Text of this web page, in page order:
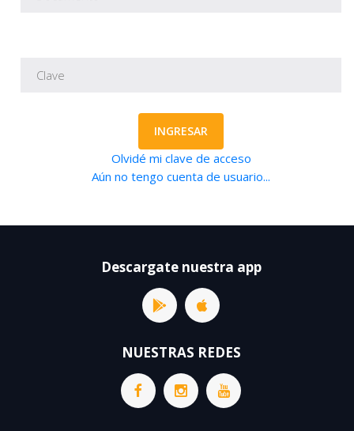
INGRESAR
Olvidé mi clave de acceso
Aún no tengo cuenta de usuario...
Descargate nuestra app
NUESTRAS REDES